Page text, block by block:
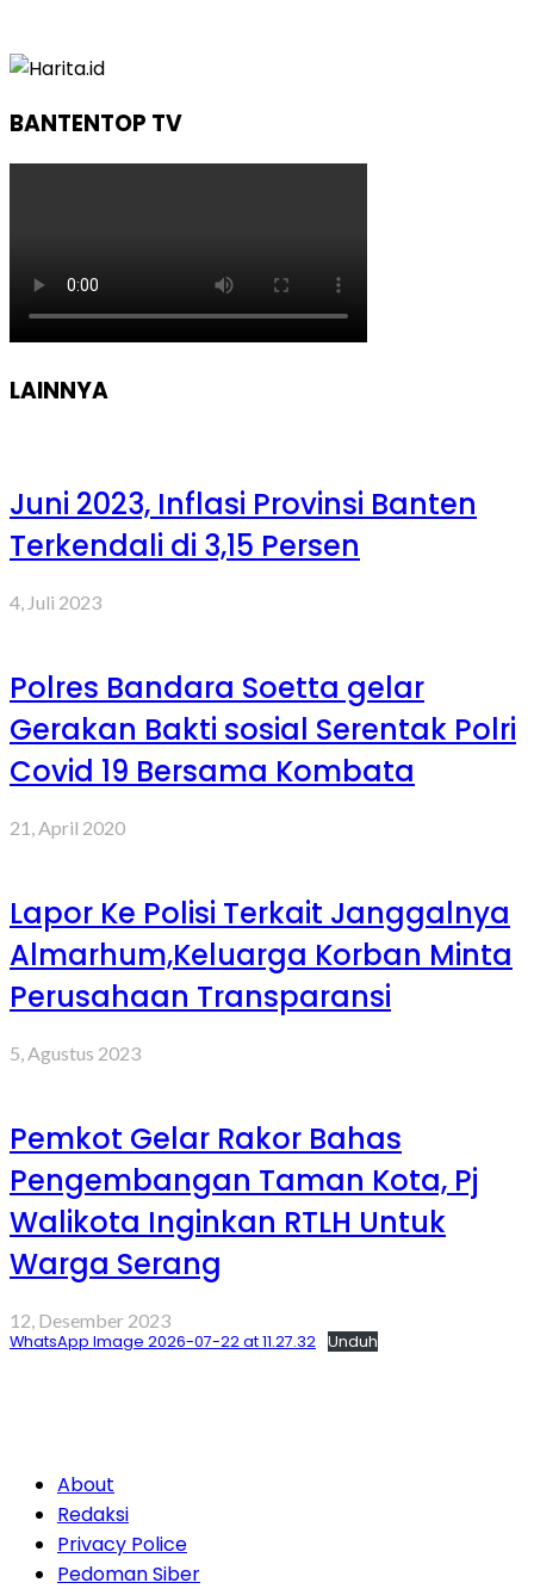
BANTENTOP TV
LAINNYA
Juni 2023, Inflasi Provinsi Banten
Terkendali di 3,15 Persen
4, Juli 2023
Polres Bandara Soetta gelar
Gerakan Bakti sosial Serentak Polri
Covid 19 Bersama Kombata
21, April 2020
Lapor Ke Polisi Terkait Janggalnya
Almarhum,Keluarga Korban Minta
Perusahaan Transparansi
5, Agustus 2023
Pemkot Gelar Rakor Bahas
Pengembangan Taman Kota, Pj
Walikota Inginkan RTLH Untuk
Warga Serang
12, Desember 2023
WhatsApp Image 2026-07-22 at 11.27.32 Unduh
About
Redaksi
Privacy Police
Pedoman Siber